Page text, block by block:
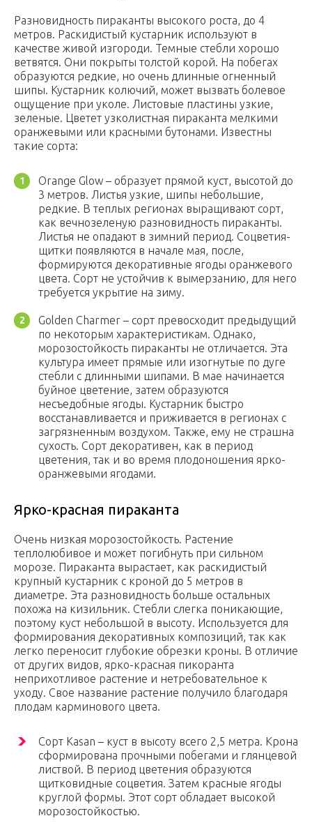
Разновидность пираканты высокого роста, до 4
метров. Раскидистый кустарник используют в
качестве живой изгороди. Темные стебли хорошо
ветвятся. Они покрыты толстой корой. На побегах
образуются редкие, но очень длинные огненный
шипы. Кустарник колючий, может вызвать болевое
ощущение при уколе. Листовые пластины узкие,
зеленые. Цветет узколистная пираканта мелкими
оранжевыми или красными бутонами. Известны
такие сорта:
Orange Glow – образует прямой куст, высотой до
3 метров. Листья узкие, шипы небольшие,
редкие. В теплых регионах выращивают сорт,
как вечнозеленую разновидность пираканты.
Листья не опадают в зимний период. Соцветия-
щитки появляются в начале мая, после,
формируются декоративные ягоды оранжевого
цвета. Сорт не устойчив к вымерзанию, для него
требуется укрытие на зиму.
Golden Charmer – сорт превосходит предыдущий
по некоторым характеристикам. Однако,
морозостойкость пираканты не отличается. Эта
культура имеет прямые или изогнутые по дуге
стебли с длинными шипами. В мае начинается
буйное цветение, затем образуются
несъедобные ягоды. Кустарник быстро
восстанавливается и приживается в регионах с
загрязненным воздухом. Также, ему не страшна
сухость. Сорт декоративен, как в период
цветения, так и во время плодоношения ярко-
оранжевыми ягодами.
Ярко-красная пираканта
Очень низкая морозостойкость. Растение
теплолюбивое и может погибнуть при сильном
морозе. Пираканта вырастает, как раскидистый
крупный кустарник с кроной до 5 метров в
диаметре. Эта разновидность больше остальных
похожа на кизильник. Стебли слегка поникающие,
поэтому куст небольшой в высоту. Используется для
формирования декоративных композиций, так как
легко переносит глубокие обрезки кроны. В отличие
от других видов, ярко-красная пикоранта
неприхотливое растение и нетребовательное к
уходу. Свое название растение получило благодаря
плодам карминового цвета.
Сорт Kasan – куст в высоту всего 2,5 метра. Крона
сформирована прочными побегами и глянцевой
листвой. В период цветения образуются
щитковидные соцветия. Затем красные ягоды
круглой формы. Этот сорт обладает высокой
морозостойкостью.